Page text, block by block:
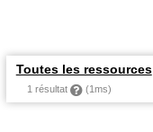
Toutes les ressources
1 résultat (1ms)